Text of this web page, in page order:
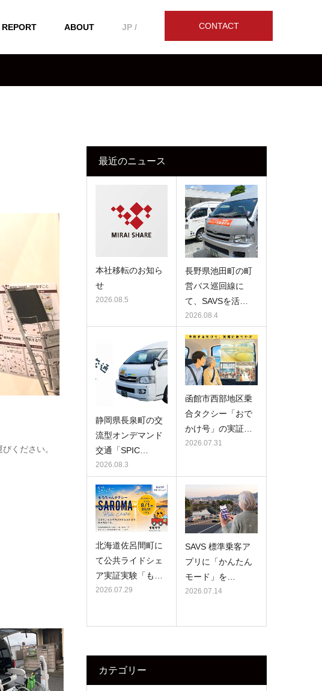
CONTACT
REPORT ABOUT JP /
ください。
最近のニュース
本社移転のお知ら
せ
2026.08.5
長野県池田町の町
営バス巡回線に
て、SAVSを活…
2026.08.4
静岡県長泉町の交
流型オンデマンド
交通「SPIC…
2026.08.3
函館市西部地区乗
合タクシー「おで
かけ号」の実証…
2026.07.31
北海道佐呂間町に
て公共ライドシェ
ア実証実験「も…
2026.07.29
SAVS 標準乗客ア
プリに「かんたん
モード」を…
2026.07.14
カテゴリー